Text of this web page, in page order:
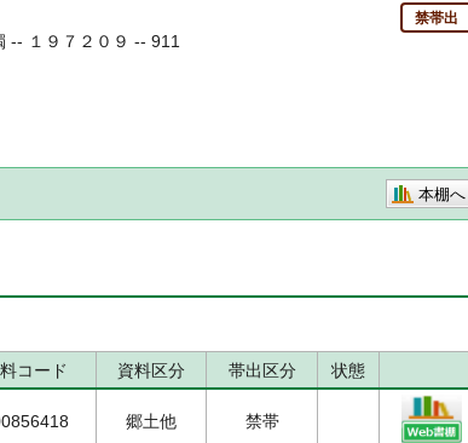
禁帯出
-- １９７２０９ -- 911
本棚へ
コード 資料区分 帯出区分 状態
郷土他 禁帯